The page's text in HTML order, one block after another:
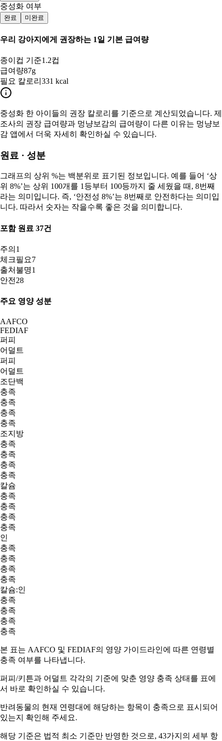
중성화 여부
완료 미완료
우리 강아지 에게 권장하는 1일 기본 급여량
종이컵 기준1.2컵
급여량87g
필요 칼로리 331 kcal
중성화 한 아이들의 권장 칼로리를 기준으로 계산되었습니다. 제
조사의 권장 급여량과 멍냥보감의 급여량이 다른 이유는 멍냥보
감 앱에서 더욱 자세히 확인하실 수 있습니다.
원료 · 성분
그래프의 상위 %는 백분위로 표기된 정보입니다. 예를 들어 ‘상
위 8%’는 상위 100개를 1등부터 100등까지 줄 세웠을 때, 8번째
라는 의미입니다. 즉, ‘안전성 8%’는 8번째로 안전하다는 의미입
니다. 따라서 숫자는 작을수록 좋은 것을 의미합니다.
포함 원료 37건
주의 1
체크필요7
출처불명1
안전 28
주요 영양 성분
AAFCO
FEDIAF
퍼피
어덜트
퍼피
어덜트
조단백
충족
충족
충족
충족
조지방
충족
충족
충족
충족
칼슘
충족
충족
충족
충족
인
충족
충족
충족
충족
칼슘:인
충족
충족
충족
충족
본 표는 AAFCO 및 FEDIAF의 영양 가이드라인에 따른 연령별
충족 여부를 나타냅니다.
퍼피/키튼과 어덜트 각각의 기준에 맞춘 영양 충족 상태를 표에
서 바로 확인하실 수 있습니다.
반려동물의 현재 연령대에 해당하는 항목이 충족으로 표시되어
있는지 확인해 주세요.
해당 기준은 법적 최소 기준만 반영한 것으로, 43가지의 세부 항